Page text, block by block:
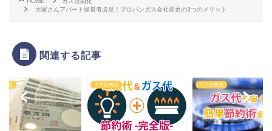
大家さんアパート経営者必見！プロパンガス会社変更の3つのメリット
関連する記事
由化 ガス自由化 ガス自由化